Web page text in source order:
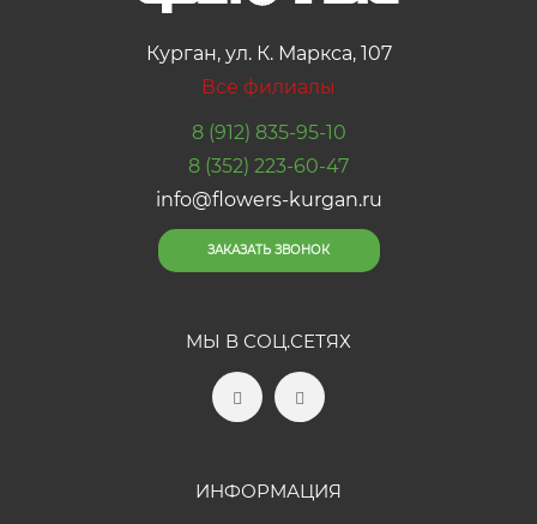
Курган, ул. К. Маркса, 107
Все филиалы
8 (912) 835-95-10
8 (352) 223-60-47
info@flowers-kurgan.ru
ЗАКАЗАТЬ ЗВОНОК
МЫ В СОЦ.СЕТЯХ
ИНФОРМАЦИЯ